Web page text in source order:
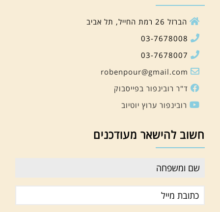
הברזל 26 רמת החייל, תל אביב
ד"ר רובינפור בפייסבוק
רובינפור ערוץ יוטיוב
חשוב להישאר מעודכנים